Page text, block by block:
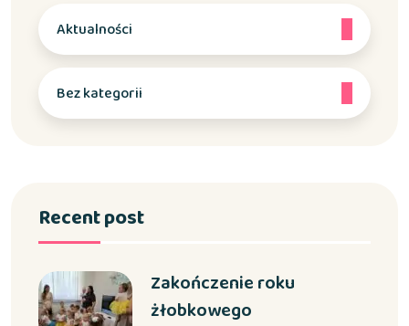
Aktualności
Bez kategorii
Recent post
Zakończenie roku
żłobkowego